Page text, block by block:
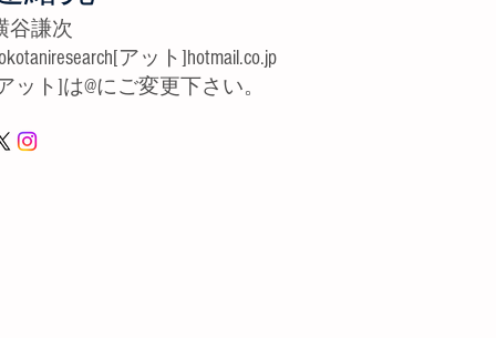
谷謙次
アット]hotmail.co.jp
ット]は@にご変更下さい。